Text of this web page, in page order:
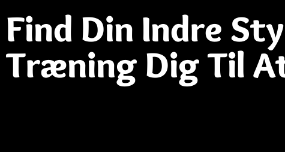
Find Din Indre
Træning Dig Til